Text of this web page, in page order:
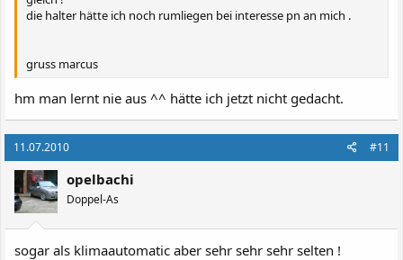
die halter hätte ich noch rumliegen bei interesse pn an mich .
gruss marcus
hm man lernt nie aus ^^ hätte ich jetzt nicht gedacht.
11.07.2010 #11
opelbachi
Doppel-As
sogar als klimaautomatic aber sehr sehr sehr selten !